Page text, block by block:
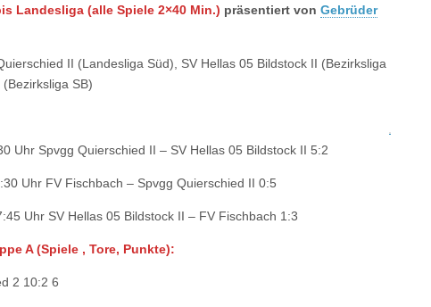
Landesliga (alle Spiele 2×40 Min.) präsentiert von Gebrüder
II (Landesliga Süd), SV Hellas 05 Bildstock II (Bezirksliga
SB)
Uhr Spvgg Quierschied II – SV Hellas 05 Bildstock II 5:2
Uhr FV Fischbach – Spvgg Quierschied II 0:5
Uhr SV Hellas 05 Bildstock II – FV Fischbach 1:3
A (Spiele , Tore, Punkte):
2 10:2 6